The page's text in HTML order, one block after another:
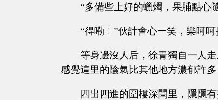
“多備些上好的蠟燭，果脯點心
“得嘞！”伙計會心一笑，樂呵
等身邊沒人后，徐青獨自一人
感覺這里的陰氣比其他地方濃郁許
四出四進的圍樓深閨里，隱隱